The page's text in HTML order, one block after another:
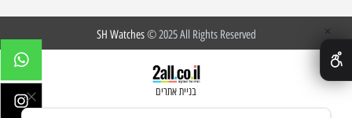
SH Watches© 2025 All Rights Reserved
בניית אתרים
✕